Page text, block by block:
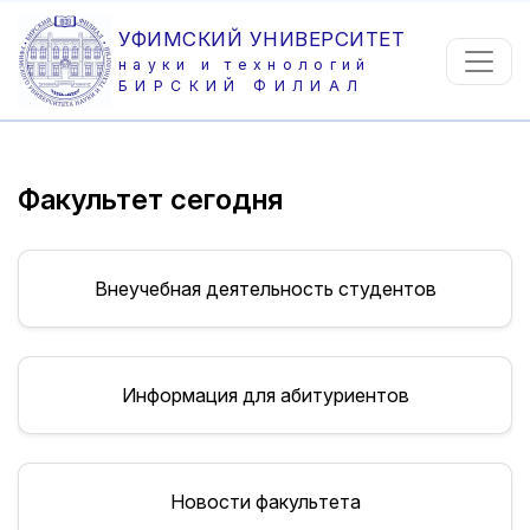
УФИМСКИЙ УНИВЕРСИТЕТ
науки и технологий
БИРСКИЙ ФИЛИАЛ
Факультет сегодня
Внеучебная деятельность студентов
Информация для абитуриентов
Новости факультета